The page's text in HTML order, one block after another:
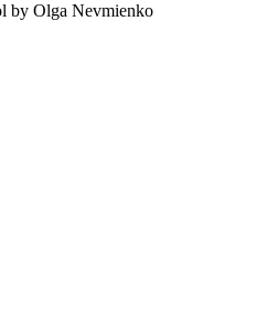
by Olga Nevmienko